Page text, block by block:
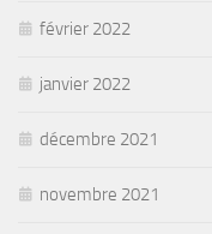
février 2022
janvier 2022
décembre 2021
novembre 2021